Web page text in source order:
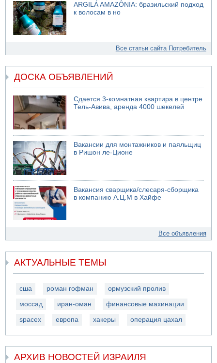
ARGILÁ AMAZÔNIA: бразильский подход
к волосам в но
Все статьи сайта Потребитель
ДОСКА ОБЪЯВЛЕНИЙ
Сдается 3-комнатная квартира в центре
Тель-Авива, аренда 4000 шекелей
Вакансии для монтажников и паяльщиц
в Ришон ле-Ционе
Вакансия сварщика/слесаря-сборщика
в компанию А.Ц.М в Хайфе
Все объявления
АКТУАЛЬНЫЕ ТЕМЫ
сша роман гофман ормузский пролив
моссад иран-оман финансовые махинации
spacex европа хакеры операция цахал
АРХИВ НОВОСТЕЙ ИЗРАИЛЯ